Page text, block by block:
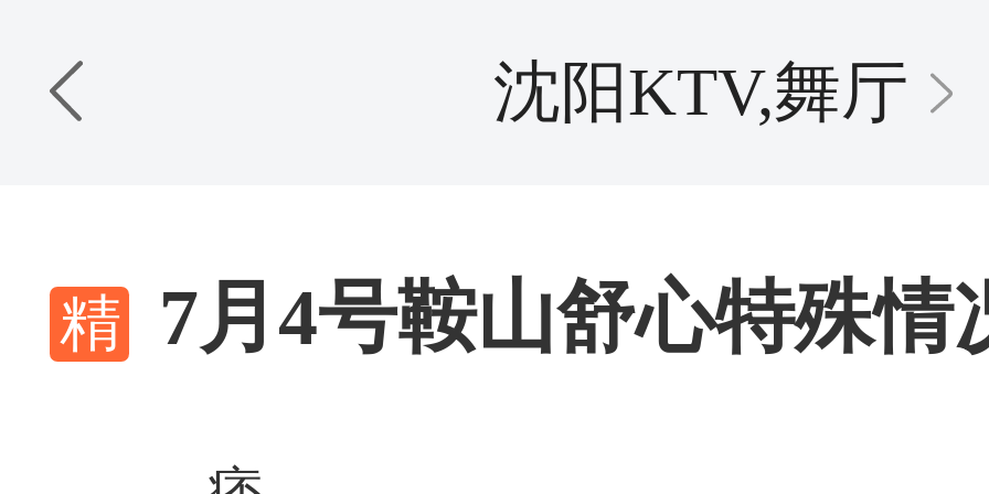
沈阳KTV,舞厅
7月4号鞍山舒心特殊